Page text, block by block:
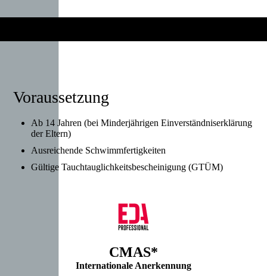
Voraussetzung
Ab 14 Jahren (bei Minderjährigen Einverständniserklärung
der Eltern)
Ausreichende Schwimmfertigkeiten
Gültige Tauchtauglichkeitsbescheinigung (GTÜM)
CMAS*
Internationale Anerkennung